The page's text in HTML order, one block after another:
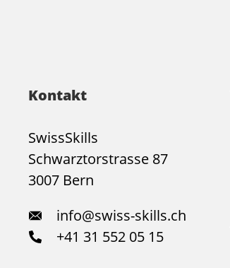
Kontakt
SwissSkills
Schwarztorstrasse 87
3007 Bern
info@swiss-skills.ch
+41 31 552 05 15